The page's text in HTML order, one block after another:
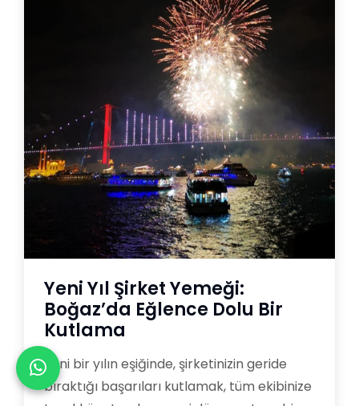
Yeni Yıl Şirket Yemeği:
Boğaz’da Eğlence Dolu Bir
Kutlama
Yeni bir yılın eşiğinde, şirketinizin geride
bıraktığı başarıları kutlamak, tüm ekibinize